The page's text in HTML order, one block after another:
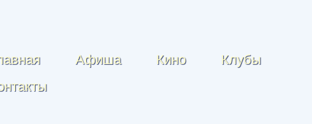
Афиша Кино
Клубы